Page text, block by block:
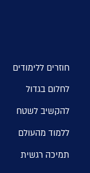
חוזרים ללימודים
לחלום בגדול
להקשיב לשטח
ללמוד מהעולם
תמיכה רגשית